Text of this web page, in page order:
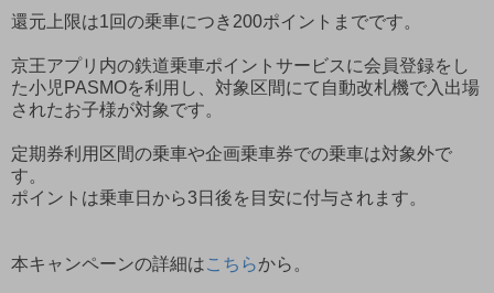
還元上限は1回の乗車につき200ポイントまでです。
京王アプリ内の鉄道乗車ポイントサービスに会員登録をし
た小児PASMOを利用し、対象区間にて自動改札機で入出場
されたお子様が対象です。
定期券利用区間の乗車や企画乗車券での乗車は対象外で
す。
ポイントは乗車日から3日後を目安に付与されます。
本キャンペーンの詳細はこちらから。